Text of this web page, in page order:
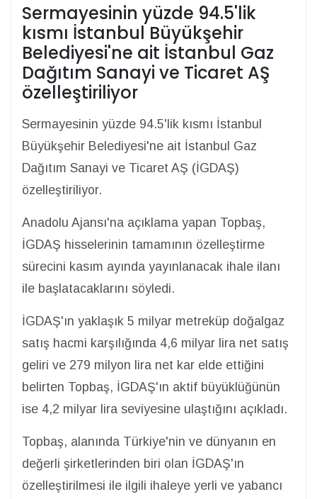
Sermayesinin yüzde 94.5'lik
kısmı İstanbul Büyükşehir
Belediyesi'ne ait İstanbul Gaz
Dağıtım Sanayi ve Ticaret AŞ
özelleştiriliyor
Sermayesinin yüzde 94.5'lik kısmı İstanbul
Büyükşehir Belediyesi'ne ait İstanbul Gaz
Dağıtım Sanayi ve Ticaret AŞ (İGDAŞ)
özelleştiriliyor.
Anadolu Ajansı'na açıklama yapan Topbaş,
İGDAŞ hisselerinin tamamının özelleştirme
sürecini kasım ayında yayınlanacak ihale ilanı
ile başlatacaklarını söyledi.
İGDAŞ'ın yaklaşık 5 milyar metreküp doğalgaz
satış hacmi karşılığında 4,6 milyar lira net satış
geliri ve 279 milyon lira net kar elde ettiğini
belirten Topbaş, İGDAŞ'ın aktif büyüklüğünün
ise 4,2 milyar lira seviyesine ulaştığını açıkladı.
Topbaş, alanında Türkiye'nin ve dünyanın en
değerli şirketlerinden biri olan İGDAŞ'ın
özelleştirilmesi ile ilgili ihaleye yerli ve yabancı